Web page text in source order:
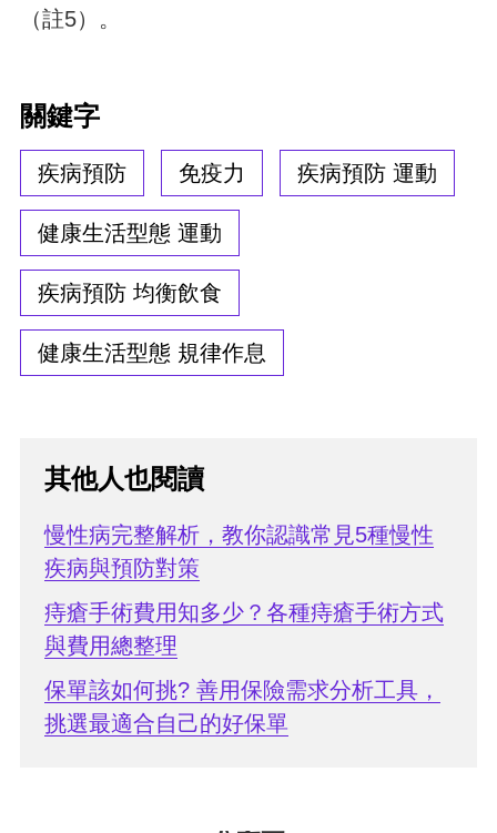
（註5）。
關鍵字
疾病預防 免疫力 疾病預防 運動
健康生活型態 運動
疾病預防 均衡飲食
健康生活型態 規律作息
其他人也閱讀
慢性病完整解析，教你認識常見5種慢性
疾病與預防對策
痔瘡手術費用知多少？各種痔瘡手術方式
與費用總整理
保單該如何挑? 善用保險需求分析工具，
挑選最適合自己的好保單